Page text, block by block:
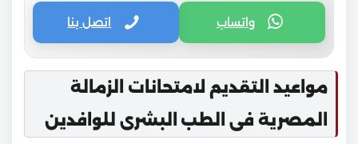
واتساب اتصل بنا
مواعيد التقديم لامتحانات الزمالة
المصرية فى الطب البشرى للوافدين